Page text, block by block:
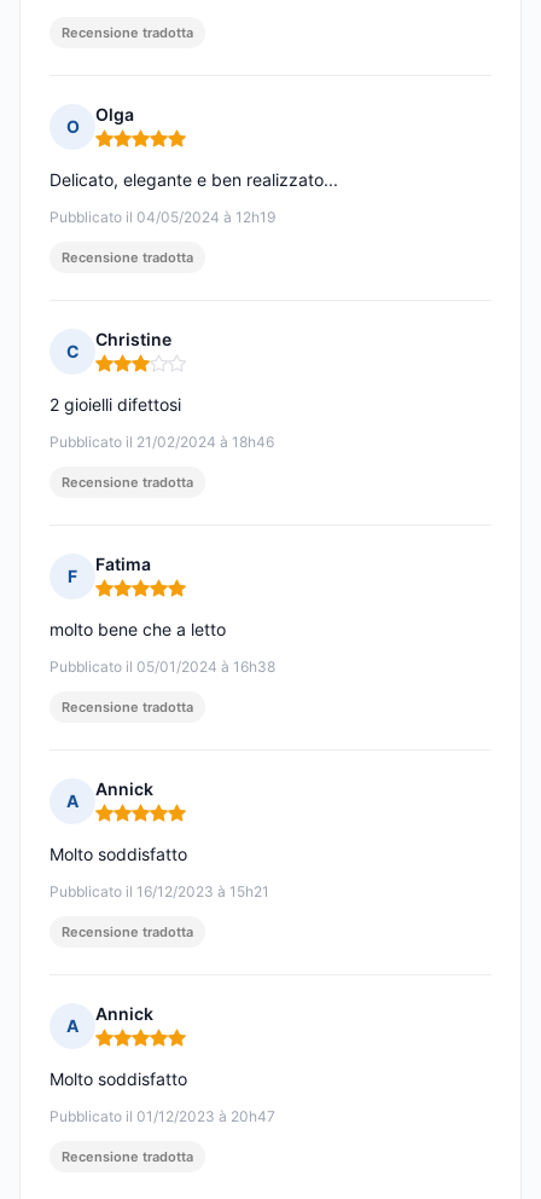
Recensione tradotta
O
Olga
Nota: 5 su 5
Pubblicato il 04/05/2024 à 12h19
Delicato, elegante e ben realizzato...
Recensione tradotta
C
Christine
Nota: 3 su 5
Pubblicato il 21/02/2024 à 18h46
2 gioielli difettosi
Recensione tradotta
F
Fatima
Nota: 5 su 5
Pubblicato il 05/01/2024 à 16h38
molto bene che a letto
Recensione tradotta
A
Annick
Nota: 5 su 5
Pubblicato il 16/12/2023 à 15h21
Molto soddisfatto
Recensione tradotta
A
Annick
Nota: 5 su 5
Pubblicato il 01/12/2023 à 20h47
Molto soddisfatto
Recensione tradotta